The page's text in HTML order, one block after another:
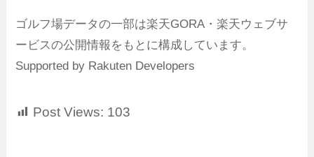
ゴルフ場データの一部は楽天GORA・楽天ウェブサ
ービスの公開情報をもとに構成しています。
Supported by Rakuten Developers
Post Views: 103